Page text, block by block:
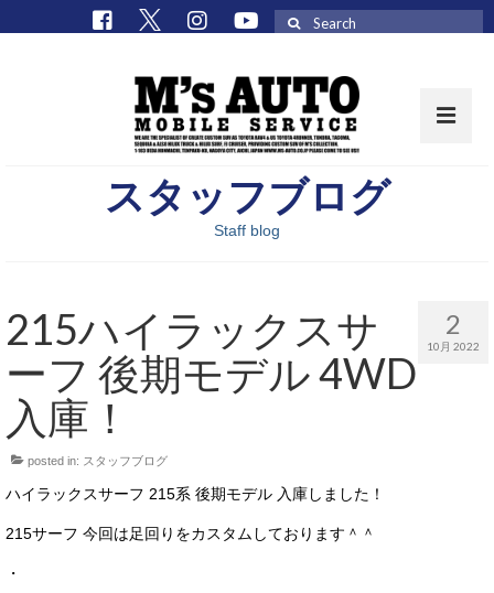
取扱車種一覧
M’sCollectionパーツ一覧
エムズオート
M’sCollection
エムズオートとは
スタッフブログ
Staff blog
2
10月 2022
215ハイラックスサ
ーフ 後期モデル 4WD
入庫！
posted in: スタッフブログ
ハイラックスサーフ 215系 後期モデル 入庫しました！
215サーフ 今回は足回りをカスタムしております＾＾
・